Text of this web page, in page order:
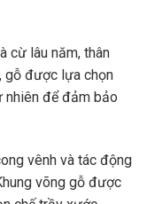
cừ lâu năm, thân
gỗ được lựa chọn
nhiên để đảm bảo
vênh và tác động
võng gỗ được